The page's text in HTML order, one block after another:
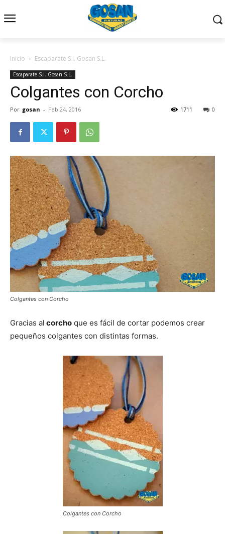
Inicio Escaparate S.I. Gosan S.L.
Escaparate S.I. Gosan S.L.
Colgantes con Corcho
Por gosan - Feb 24, 2016 0
1711
Colgantes con Corcho
Gracias al corcho que es fácil de cortar podemos crear
pequeños colgantes con distintas formas.
Colgantes con Corcho